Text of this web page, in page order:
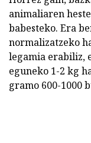
animaliaren
babesteko. Era
normalizatzeko
legamia erabiliz,
eguneko 1-2 kg
gramo 600-1000